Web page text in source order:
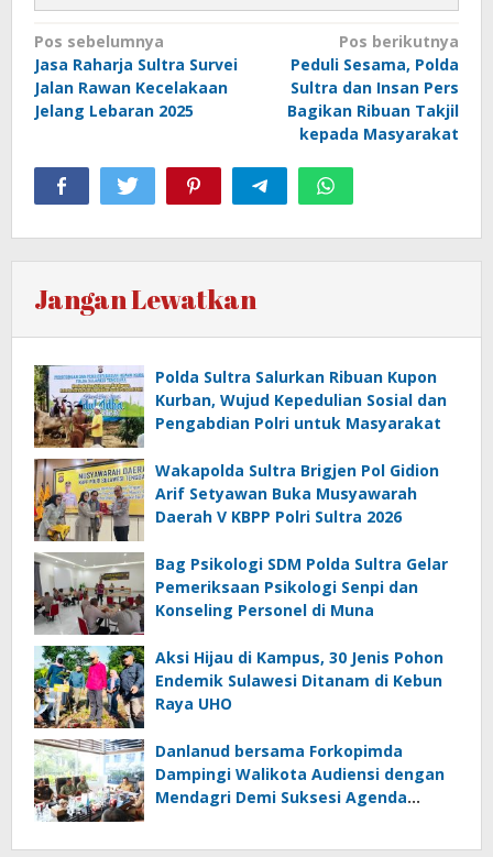
Navigasi
pos
Pos sebelumnya
Jasa Raharja Sultra Survei
Jalan Rawan Kecelakaan
Jelang Lebaran 2025
Pos berikutnya
Peduli Sesama, Polda
Sultra dan Insan Pers
Bagikan Ribuan Takjil
kepada Masyarakat
Jangan Lewatkan
Polda Sultra Salurkan Ribuan Kupon
Kurban, Wujud Kepedulian Sosial dan
Pengabdian Polri untuk Masyarakat
Wakapolda Sultra Brigjen Pol Gidion
Arif Setyawan Buka Musyawarah
Daerah V KBPP Polri Sultra 2026
Bag Psikologi SDM Polda Sultra Gelar
Pemeriksaan Psikologi Senpi dan
Konseling Personel di Muna
‎Aksi Hijau di Kampus, 30 Jenis Pohon
Endemik Sulawesi Ditanam di Kebun
Raya UHO
Danlanud bersama Forkopimda
Dampingi Walikota Audiensi dengan
Mendagri Demi Suksesi Agenda